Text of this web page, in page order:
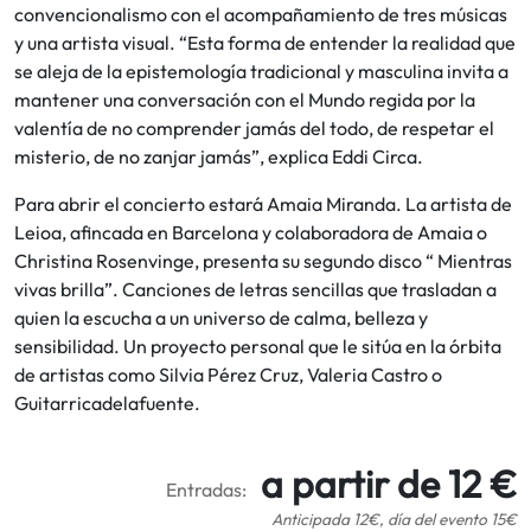
convencionalismo con el acompañamiento de tres músicas
y una artista visual. “Esta forma de entender la realidad que
se aleja de la epistemología tradicional y masculina invita a
mantener una conversación con el Mundo regida por la
valentía de no comprender jamás del todo, de respetar el
misterio, de no zanjar jamás”, explica Eddi Circa.
Para abrir el concierto estará Amaia Miranda. La artista de
Leioa, afincada en Barcelona y colaboradora de Amaia o
Christina Rosenvinge, presenta su segundo disco “ Mientras
vivas brilla”. Canciones de letras sencillas que trasladan a
quien la escucha a un universo de calma, belleza y
sensibilidad. Un proyecto personal que le sitúa en la órbita
de artistas como Silvia Pérez Cruz, Valeria Castro o
Guitarricadelafuente.
Entradas: a partir de 12 €
Anticipada 12€, día del evento 15€